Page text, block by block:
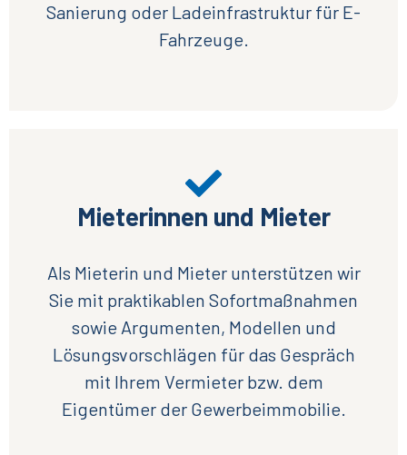
Sanierung oder Ladeinfrastruktur für E-
Fahrzeuge.
Mieterinnen und Mieter
Als Mieterin und Mieter unterstützen wir
Sie mit praktikablen Sofortmaßnahmen
sowie Argumenten, Modellen und
Lösungsvorschlägen für das Gespräch
mit Ihrem Vermieter bzw. dem
Eigentümer der Gewerbeimmobilie.